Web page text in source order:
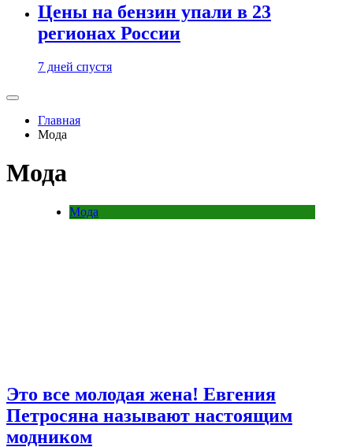
Цены на бензин упали в 23
регионах России
7 дней спустя
Главная
Мода
Мода
Мода
Это все молодая жена! Евгения
Петросяна называют настоящим
модником